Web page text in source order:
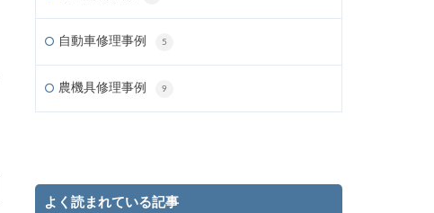
自動車修理事例 5
農機具修理事例 9
よく読まれている記事